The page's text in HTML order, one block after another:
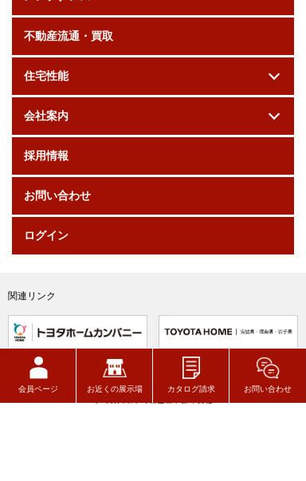
不動産流通・買取
住宅性能
会社案内
採用情報
お問い合わせ
ログイン
関連リンク
トヨタウッドユーホーム株式会社
会員ページ お近くの展示場 カタログ請求 お問い合わせ